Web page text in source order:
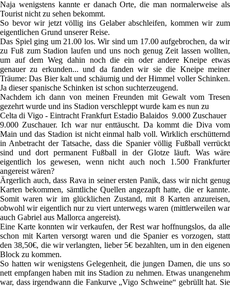
Naja wenigstens kannte er danach Orte, die man normalerweise als
Tourist nicht zu sehen bekommt.
So bevor wir jetzt völlig ins Gelaber abschleifen, kommen wir zum
eigentlichen Grund unserer Reise.
Das Spiel ging um 21.00 los. Wir sind um 17.00 aufgebrochen, da wir
zu Fuß zum Stadion laufen und uns noch genug Zeit lassen wollten,
um auf dem Weg dahin noch die ein oder andere Kneipe etwas
genauer zu erkunden... und da fanden wir sie die Kneipe meiner
Träume: Das Bier kalt und schäumig und der Himmel voller Schinken.
Ja dieser spanische Schinken ist schon suchterzeugend.
Nachdem ich dann von meinen Freunden mit Gewalt vom Tresen
gezehrt wurde und ins Stadion verschleppt wurde kam es nun zu
Celta di Vigo - Eintracht Frankfurt Estadio Balaidos 9.000 Zuschauer
9.000 Zuschauer. Ich war nur enttäuscht. Da kommt die Diva vom
Main und das Stadion ist nicht einmal halb voll. Wirklich erschütternd
in Anbetracht der Tatsache, dass die Spanier völlig Fußball verrückt
sind und dort permanent Fußball in der Glotze läuft. Was wäre
eigentlich los gewesen, wenn nicht auch noch 1.500 Frankfurter
angereist wären?
Ärgerlich auch, dass Rava in seiner ersten Panik, dass wir nicht genug
Karten bekommen, sämtliche Quellen angezapft hatte, die er kannte.
Somit waren wir im glücklichen Zustand, mit 8 Karten anzureisen,
obwohl wir eigentlich nur zu viert unterwegs waren (mittlerweilen war
auch Gabriel aus Mallorca angereist).
Eine Karte konnten wir verkaufen, der Rest war hoffnungslos, da alle
schon mit Karten versorgt waren und die Spanier es vorzogen, statt
den 38,50€, die wir verlangten, lieber 5€ bezahlten, um in den eigenen
Block zu kommen.
So hatten wir wenigstens Gelegenheit, die jungen Damen, die uns so
nett empfangen haben mit ins Stadion zu nehmen. Etwas unangenehm
war, dass irgendwann die Fankurve „Vigo Schweine“ gebrüllt hat. Sie